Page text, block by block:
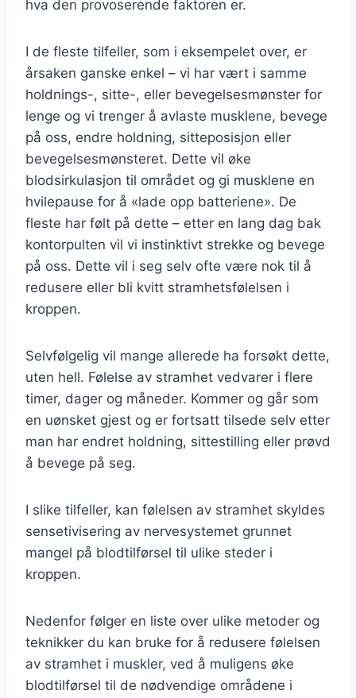
hva den provoserende faktoren er.
I de fleste tilfeller, som i eksempelet over, er
årsaken ganske enkel – vi har vært i samme
holdnings-, sitte-, eller bevegelsesmønster for
lenge og vi trenger å avlaste musklene, bevege
på oss, endre holdning, sitteposisjon eller
bevegelsesmønsteret. Dette vil øke
blodsirkulasjon til området og gi musklene en
hvilepause for å «lade opp batteriene». De
fleste har følt på dette – etter en lang dag bak
kontorpulten vil vi instinktivt strekke og bevege
på oss. Dette vil i seg selv ofte være nok til å
redusere eller bli kvitt stramhetsfølelsen i
kroppen.
Selvfølgelig vil mange allerede ha forsøkt dette,
uten hell. Følelse av stramhet vedvarer i flere
timer, dager og måneder. Kommer og går som
en uønsket gjest og er fortsatt tilsede selv etter
man har endret holdning, sittestilling eller prøvd
å bevege på seg.
I slike tilfeller, kan følelsen av stramhet skyldes
sensetivisering av nervesystemet grunnet
mangel på blodtilførsel til ulike steder i
kroppen.
Nedenfor følger en liste over ulike metoder og
teknikker du kan bruke for å redusere følelsen
av stramhet i muskler, ved å muligens øke
blodtilførsel til de nødvendige områdene i